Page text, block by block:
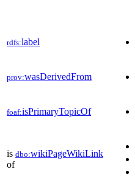
rdfs:label
prov:wasDerivedFrom
foaf:isPrimaryTopicOf
is dbo:wikiPageWikiLink
of